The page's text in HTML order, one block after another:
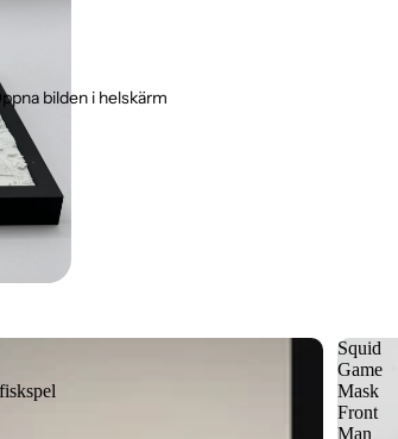
bilden i helskärm
Squid
Game
Mask
Front
Man